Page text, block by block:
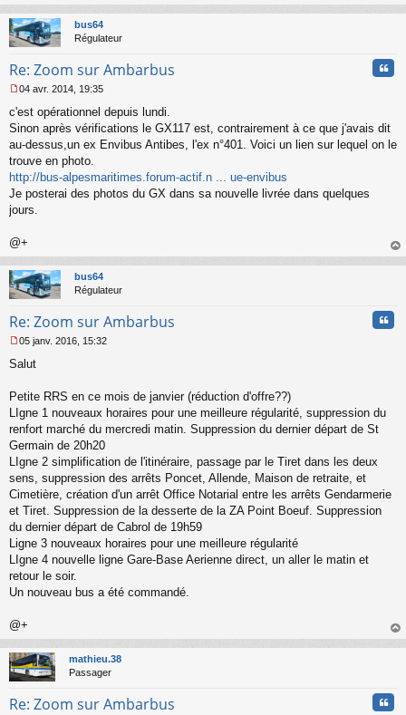
l
u
au
bus64
Régulateur
Re: Zoom sur Ambarbus
e
s
g
e
n
o
u
04 avr. 2014, 19:35
c'est opérationnel depuis lundi.
Sinon après vérifications le GX117 est, contrairement à ce que j'avais dit
au-dessus,un ex Envibus Antibes, l'ex n°401. Voici un lien sur lequel on le
trouve en photo.
http://bus-alpesmaritimes.forum-actif.n ... ue-envibus
Je posterai des photos du GX dans sa nouvelle livrée dans quelques
jours.
@+
au
bus64
Régulateur
Re: Zoom sur Ambarbus
e
s
g
e
n
o
n
u
05 janv. 2016, 15:32
Salut
Petite RRS en ce mois de janvier (réduction d'offre??)
LIgne 1 nouveaux horaires pour une meilleure régularité, suppression du
renfort marché du mercredi matin. Suppression du dernier départ de St
Germain de 20h20
LIgne 2 simplification de l'itinéraire, passage par le Tiret dans les deux
sens, suppression des arrêts Poncet, Allende, Maison de retraite, et
Cimetière, création d'un arrêt Office Notarial entre les arrêts Gendarmerie
et Tiret. Suppression de la desserte de la ZA Point Boeuf. Suppression
du dernier départ de Cabrol de 19h59
Ligne 3 nouveaux horaires pour une meilleure régularité
LIgne 4 nouvelle ligne Gare-Base Aerienne direct, un aller le matin et
retour le soir.
Un nouveau bus a été commandé.
@+
au
mathieu.38
Passager
Re: Zoom sur Ambarbus